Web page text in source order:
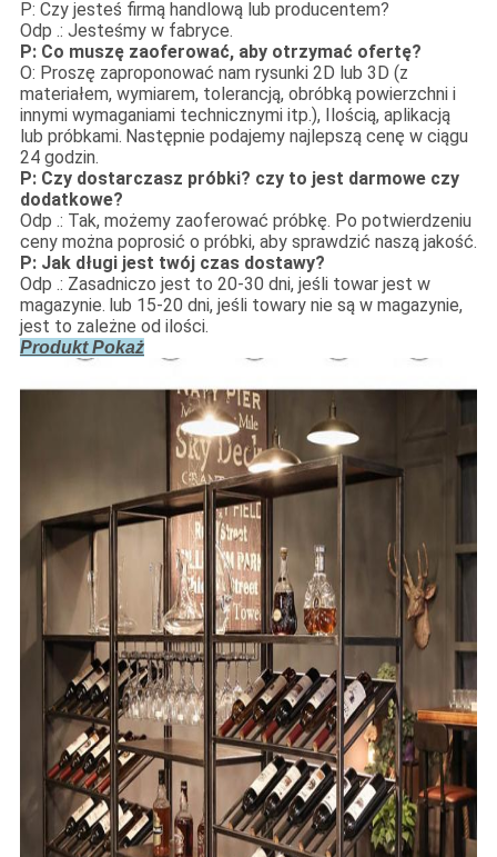
P: Czy jesteś firmą handlową lub producentem?
Odp .: Jesteśmy w fabryce.
P: Co muszę zaoferować, aby otrzymać ofertę?
O: Proszę zaproponować nam rysunki 2D lub 3D (z
materiałem, wymiarem, tolerancją, obróbką powierzchni i
innymi wymaganiami technicznymi itp.), Ilością, aplikacją
lub próbkami. Następnie podajemy najlepszą cenę w ciągu
24 godzin.
P: Czy dostarczasz próbki? czy to jest darmowe czy
dodatkowe?
Odp .: Tak, możemy zaoferować próbkę. Po potwierdzeniu
ceny można poprosić o próbki, aby sprawdzić naszą jakość.
P: Jak długi jest twój czas dostawy?
Odp .: Zasadniczo jest to 20-30 dni, jeśli towar jest w
magazynie. lub 15-20 dni, jeśli towary nie są w magazynie,
jest to zależne od ilości.
Produkt Pokaż